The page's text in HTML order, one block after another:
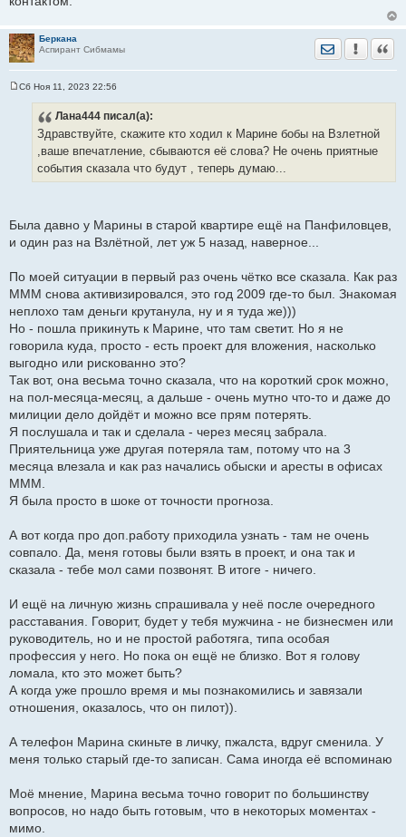
Беркана
Аспирант Сибмамы
Отправить
Сб Ноя 11, 2023 22:56
Лана444 писал(а):
Здравствуйте, скажите кто ходил к Марине бобы на Взлетной
,ваше впечатление, сбываются её слова? Не очень приятные
события сказала что будут , теперь думаю...
Была давно у Марины в старой квартире ещё на Панфиловцев,
и один раз на Взлётной, лет уж 5 назад, наверное...
По моей ситуации в первый раз очень чётко все сказала. Как раз
МММ снова активизировался, это год 2009 где-то был. Знакомая
неплохо там деньги крутанула, ну и я туда же)))
Но - пошла прикинуть к Марине, что там светит. Но я не
говорила куда, просто - есть проект для вложения, насколько
выгодно или рискованно это?
Так вот, она весьма точно сказала, что на короткий срок можно,
на пол-месяца-месяц, а дальше - очень мутно что-то и даже до
милиции дело дойдёт и можно все прям потерять.
Я послушала и так и сделала - через месяц забрала.
Приятельница уже другая потеряла там, потому что на 3
месяца влезала и как раз начались обыски и аресты в офисах
МММ.
Я была просто в шоке от точности прогноза.
А вот когда про доп.работу приходила узнать - там не очень
совпало. Да, меня готовы были взять в проект, и она так и
сказала - тебе мол сами позвонят. В итоге - ничего.
И ещё на личную жизнь спрашивала у неё после очередного
расставания. Говорит, будет у тебя мужчина - не бизнесмен или
руководитель, но и не простой работяга, типа особая
профессия у него. Но пока он ещё не близко. Вот я голову
ломала, кто это может быть?
А когда уже прошло время и мы познакомились и завязали
отношения, оказалось, что он пилот)).
А телефон Марина скиньте в личку, пжалста, вдруг сменила. У
меня только старый где-то записан. Сама иногда её вспоминаю
Моё мнение, Марина весьма точно говорит по большинству
вопросов, но надо быть готовым, что в некоторых моментах -
мимо.